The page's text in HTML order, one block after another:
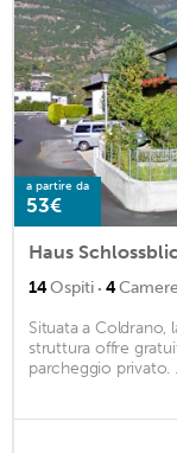
a partire da
53€
Haus
14Ospiti · 4Camere
Situata a Coldrano,
struttura offre
parcheggio privato.